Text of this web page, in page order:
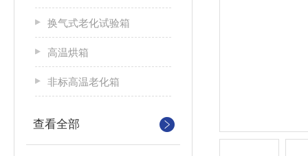
换气式老化试验箱
高温烘箱
非标高温老化箱
查看全部